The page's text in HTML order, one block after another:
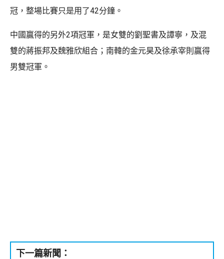
冠，整場比賽只是用了42分鐘。
中國贏得的另外2項冠軍，是女雙的劉聖書及譚寧，及混
雙的蔣振邦及魏雅欣組合；南韓的金元昊及徐承宰則贏得
男雙冠軍。
下一篇新聞：